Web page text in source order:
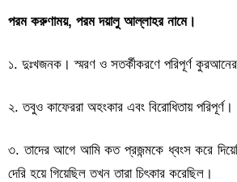
পরম করুণাময়, পরম দয়ালু আল্লাহর নামে।
১. দুঃখজনক। স্মরণ ও সতর্কীকরণে পরিপূর্ণ
২. তবুও কাফেররা অহংকার এবং বিরোধিতায় পরিপূর্ণ।
৩. তাদের আগে আমি কত প্রজন্মকে ধ্বংস করে
দেরি হয়ে গিয়েছিল তখন তারা চিৎকার করেছিল।